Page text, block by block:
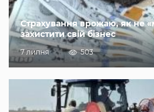
Страхування врожаю, як не
захистити свій бізнес
7 липня 503